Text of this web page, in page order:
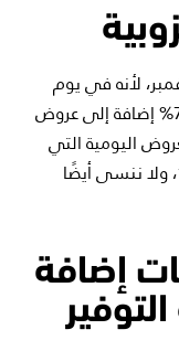
الخاص بك على يوم 11 نوفمبر، لأنه في يوم
العزوبية 11.11 ستصل الخصومات إلى 70% إضافة إلى عروض
إضافي 22%، والعروض اليومية التي
تأتيكم بعرض كل شيء بسعر أقل من 11، ولا ننسى أيضًا
إضافة